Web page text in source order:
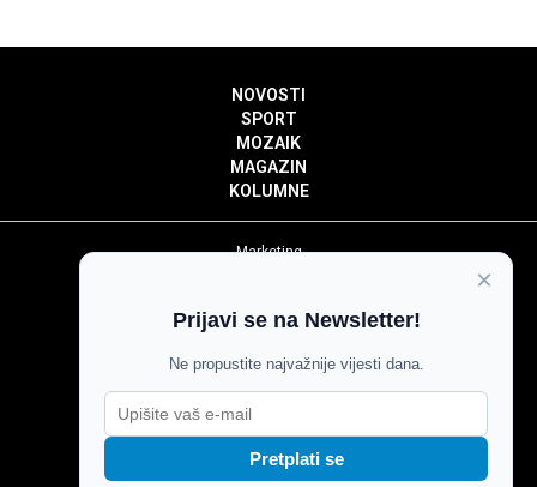
NOVOSTI
SPORT
MOZAIK
MAGAZIN
KOLUMNE
Marketing
Impressum
Pravila komentiranja
Agroglas
×
Prijavi se na Newsletter!
Ne propustite najvažnije vijesti dana.
Pretplati se